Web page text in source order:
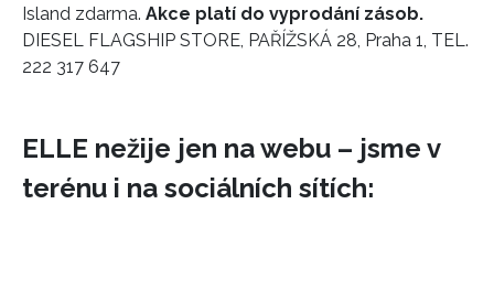
Island zdarma. Akce platí do vyprodání zásob.
DIESEL FLAGSHIP STORE, PAŘÍŽSKÁ 28, Praha 1, TEL.
222 317 647
ELLE nežije jen na webu – jsme v
terénu i na sociálních sítích: